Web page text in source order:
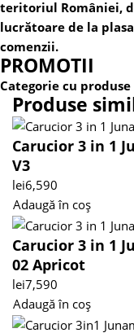
teritoriul României,
lucrătoare de la
comenzii.
PROMOTII
Categorie cu produse
Produse
Carucior 3 in 1
V3
lei6,590
Adaugă în coș
Carucior 3 in 1
02 Apricot
lei7,590
Adaugă în coș